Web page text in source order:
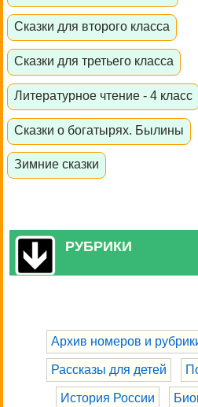
Сказки для второго класса
Сказки для третьего класса
Литературное чтение - 4 класс
Сказки о богатырях. Былины
Зимние сказки
РУБРИКИ
Архив номеров и
Рассказы для детей
История России